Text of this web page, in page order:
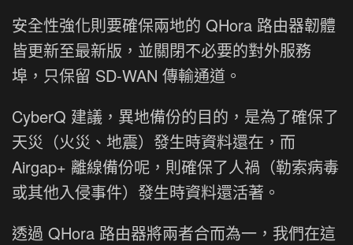
安全性強化則要確保兩地的 QHora 路由器韌體
皆更新至最新版，並關閉不必要的對外服務
埠，只保留 SD-WAN 傳輸通道。
CyberQ 建議，異地備份的目的，是為了確保了
天災（火災、地震）發生時資料還在，而
Airgap+ 離線備份呢，則確保了人禍（勒索病毒
或其他入侵事件）發生時資料還活著。
透過 QHora 路由器將兩者合而為一，我們在這